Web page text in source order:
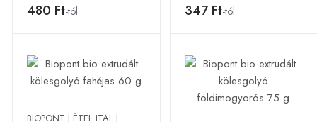
480 Ft-tól 347 Ft-tól
BIOPONT | ÉTEL ITAL |